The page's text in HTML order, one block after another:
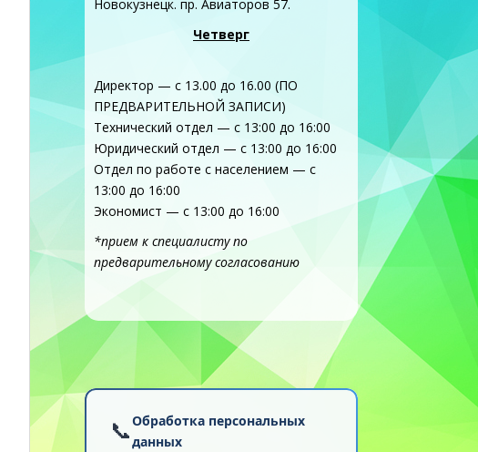
Новокузнецк. пр. Авиаторов 57.
Четверг
Директор — с 13.00 до 16.00 (ПО
ПРЕДВАРИТЕЛЬНОЙ ЗАПИСИ)
Технический отдел — с 13:00 до 16:00
Юридический отдел — с 13:00 до 16:00
Отдел по работе с населением — с
13:00 до 16:00
Экономист — с 13:00 до 16:00
*прием к специалисту по
предварительному согласованию
📞Обработка персональных
данных